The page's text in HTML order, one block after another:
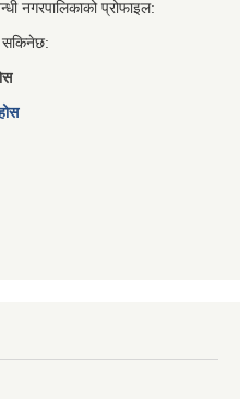
नगरपालिकाको प्रोफाइल:
सकिनेछ: